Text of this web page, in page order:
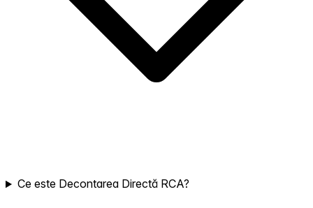
Ce este Decontarea Directă RCA?